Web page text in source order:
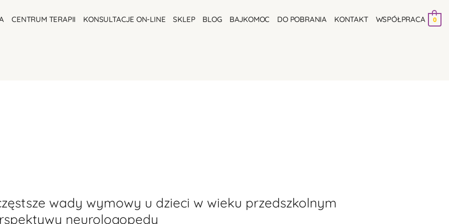
CENTRUM TERAPII KONSULTACJE ON-LINE SKLEP BLOG BAJKOMOC DO POBRANIA KONTAKT WSPÓŁPRACA 0
wady wymowy u dzieci w wieku przedszkolnym
neurologopedy